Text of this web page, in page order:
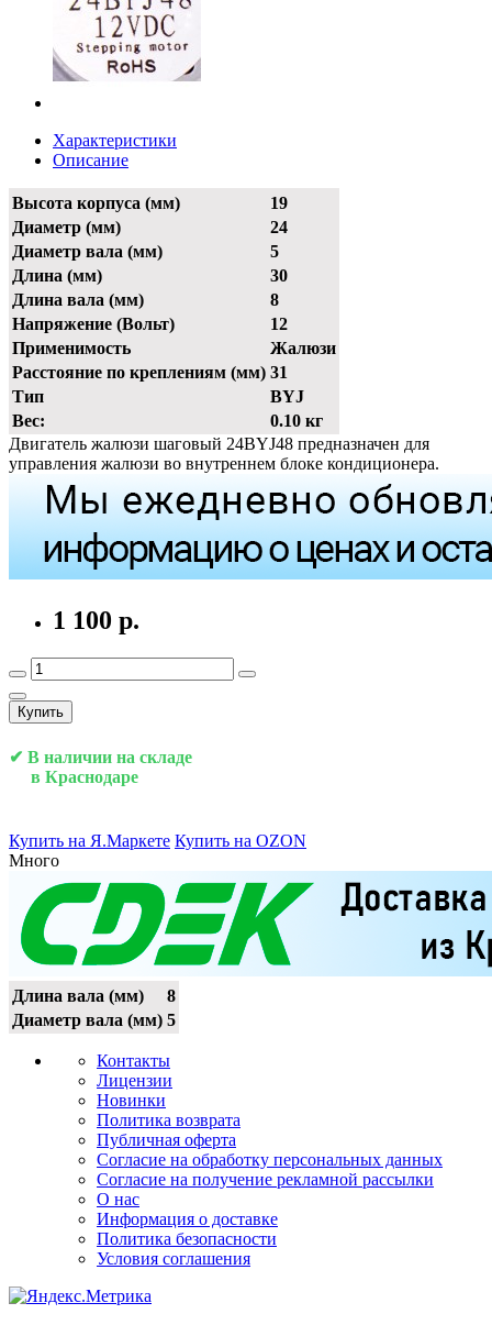
Характеристики
Описание
Высота корпуса (мм)
19
Диаметр (мм)
24
Диаметр вала (мм)
5
Длина (мм)
30
Длина вала (мм)
8
Напряжение (Вольт)
12
Применимость
Жалюзи
Расстояние по креплениям (мм) 31
Тип
BYJ
Вес:
0.10 кг
Двигатель жалюзи шаговый 24BYJ48 предназначен для
управления жалюзи во внутреннем блоке кондиционера.
1 100 р.
Купить
✔ В наличии на складе
в Краснодаре
Купить на Я.Маркете Купить на OZON
Много
Длина вала (мм)
8
Диаметр вала (мм) 5
Контакты
Лицензии
Новинки
Политика возврата
Публичная оферта
Согласие на обработку персональных данных
Согласие на получение рекламной рассылки
О нас
Информация о доставке
Политика безопасности
Условия соглашения